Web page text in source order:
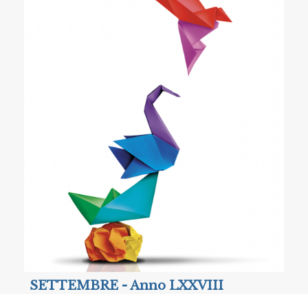
SETTEMBRE - Anno LXXVIII